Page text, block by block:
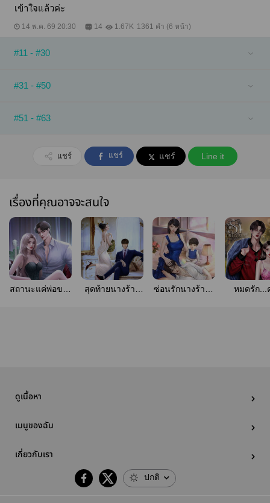
เข้าใจแล้วค่ะ
14 พ.ค. 69 20:30 14 1.67K 1361 คำ (6 หน้า)
#11 - #30
#31 - #50
#51 - #63
แชร์ แชร์ แชร์ Line it
เรื่องที่คุณอาจจะสนใจ
สถานะแค่พ่อของ
สุดท้ายนางร้าย
ซ่อนรักนางร้าย |
หมดรัก...
ดูเนื้อหา
เมนูของฉัน
เกี่ยวกับเรา
ปกติ